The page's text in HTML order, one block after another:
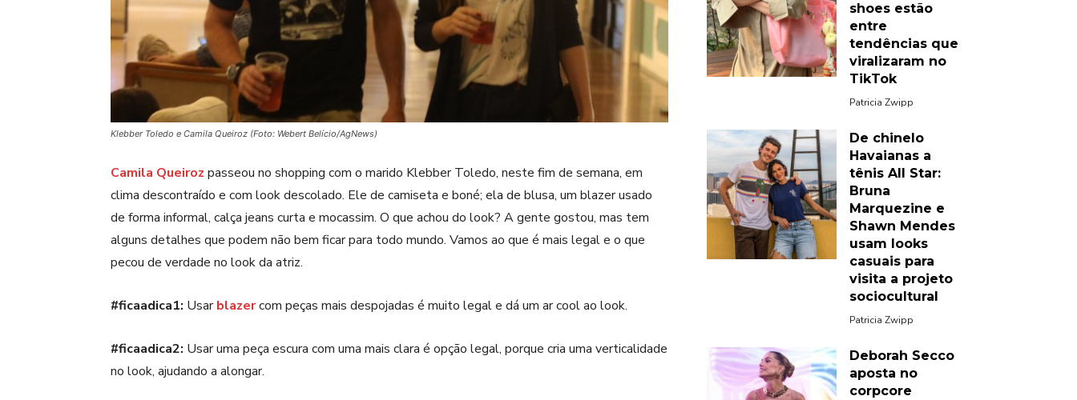
Klebber Toledo e Camila Queiroz (Foto: Webert Belício/AgNews)
Camila Queiroz passeou no shopping com o marido Klebber Toledo, neste fim de semana, em
clima descontraído e com look descolado. Ele de camiseta e boné; ela de blusa, um blazer usado
de forma informal, calça jeans curta e mocassim. O que achou do look? A gente gostou, mas tem
alguns detalhes que podem não bem ficar para todo mundo. Vamos ao que é mais legal e o que
pecou de verdade no look da atriz.
#ficaadica1: Usarblazercom peças mais despojadas é muito legal e dá um ar cool ao look.
#ficaadica2: Usar uma peça escura com uma mais clara é opção legal, porque cria uma verticalidade
no look, ajudando a alongar.
shoes estão
entre
tendências que
viralizaram no
TikTok
Patricia Zwipp
De chinelo
Havaianas a
tênis All Star:
Bruna
Marquezine e
Shawn Mendes
usam looks
casuais para
visita a projeto
sociocultural
Patricia Zwipp
Deborah Secco
aposta no
corpcore